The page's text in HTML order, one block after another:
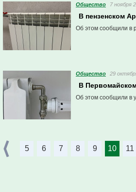
Общество 7 ноября
В пензенском
Об этом сообщили в
Общество 29
В
Об этом сообщили в
5 6 7 8 9 10 11